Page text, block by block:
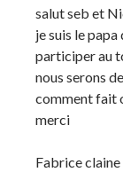
salut seb et
je suis le
participer au
nous serons
comment fait
merci
Fabrice claine